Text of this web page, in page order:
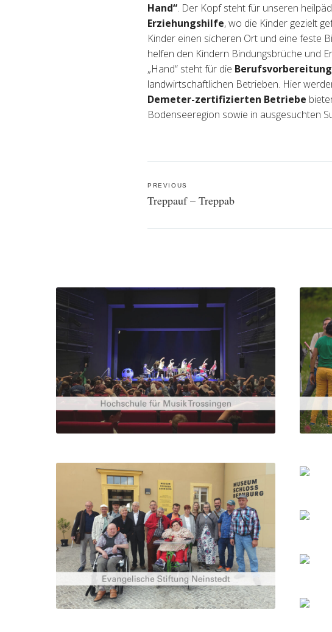
Hand“. Der Kopf steht für unseren
Erziehungshilfe, wo die Kinder gezielt
Kinder einen sicheren Ort und eine feste
helfen den Kindern Bindungsbrüche und
„Hand“ steht für die
landwirtschaftlichen Betrieben. Hier
Demeter-zertifizierten Betriebe
Bodenseeregion sowie in ausgesuchten
navigation
PREVIOUS
Treppauf – Treppab